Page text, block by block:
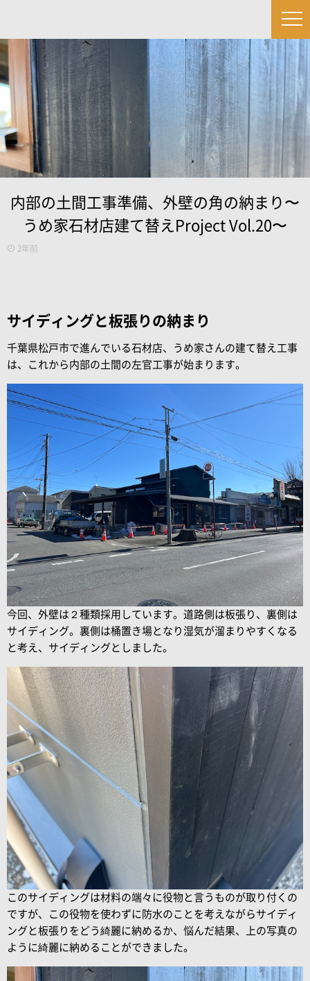
内部の土間工事準備、外壁の角の納まり〜
うめ家石材店建て替えProject Vol.20〜
2年前
サイディングと板張りの納まり
千葉県松戸市で進んでいる石材店、うめ家さんの建て替え工事
は、これから内部の土間の左官工事が始まります。
今回、外壁は２種類採用しています。道路側は板張り、裏側は
サイディング。裏側は桶置き場となり湿気が溜まりやすくなる
と考え、サイディングとしました。
このサイディングは材料の端々に役物と言うものが取り付くの
ですが、この役物を使わずに防水のことを考えながらサイディ
ングと板張りをどう綺麗に納めるか、悩んだ結果、上の写真の
ように綺麗に納めることができました。